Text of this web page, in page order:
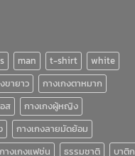
man t-shirt
white
ขายาว
กางเกงตาหมาก
ส
กางเกงผู้หญิง
กางเกงลายมัดย้อม
กางเกงแฟช่น ธรรมชาติ บาติก